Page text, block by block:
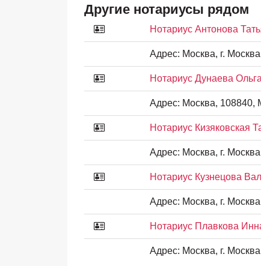
Другие нотариусы рядом
Нотариус Антонова
Адрес: Москва, г.
Нотариус Дунаева
Адрес: Москва, 108840,
Нотариус Кизяковская
Адрес: Москва, г.
Нотариус Кузнецова
Адрес: Москва, г.
Нотариус Плавкова
Адрес: Москва, г.